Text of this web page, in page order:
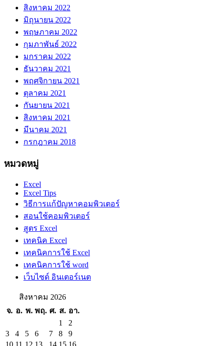
สิงหาคม 2022
มิถุนายน 2022
พฤษภาคม 2022
กุมภาพันธ์ 2022
มกราคม 2022
ธันวาคม 2021
พฤศจิกายน 2021
ตุลาคม 2021
กันยายน 2021
สิงหาคม 2021
มีนาคม 2021
กรกฎาคม 2018
หมวดหมู่
Excel
Excel Tips
วิธีการแก้ปัญหาคอมพิวเตอร์
สอนใช้คอมพิวเตอร์
สูตร Excel
เทคนิค Excel
เทคนิคการใช้ Excel
เทคนิคการใช้ word
เว็บไซด์ อินเตอร์เนต
สิงหาคม 2026
จ. อ. พ. พฤ. ศ. ส. อา.
1
2
3
4 5 6 7 8
9
10 11 12 13 14 15 16